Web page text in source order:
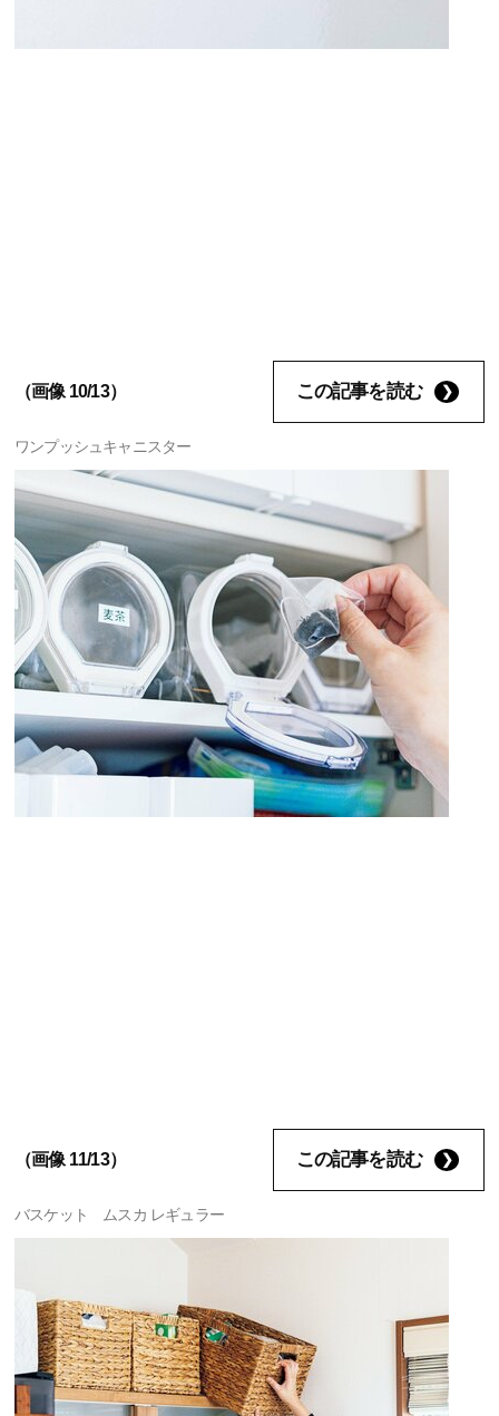
（画像 10/13） この記事を読む
ワンプッシュキャニスター
（画像 11/13） この記事を読む
バスケット ムスカ レギュラー